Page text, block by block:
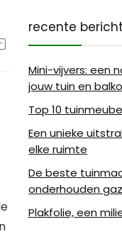
recente
Mini-vijvers: een
jouw tuin en
Top 10
Een unieke
elke ruimte
De beste
onderhouden
Plakfolie, een